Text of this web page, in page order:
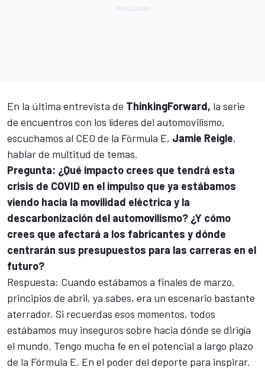
En la última entrevista de ThinkingForward, la serie
de encuentros con los líderes del automovilismo,
escuchamos al CEO de la Fórmula E, Jamie Reigle,
hablar de multitud de temas.
Pregunta: ¿Qué impacto crees que tendrá esta
crisis de COVID en el impulso que ya estábamos
viendo hacia la movilidad eléctrica y la
descarbonización del automovilismo? ¿Y cómo
crees que afectará a los fabricantes y dónde
centrarán sus presupuestos para las carreras en el
futuro?
Respuesta: Cuando estábamos a finales de marzo,
principios de abril, ya sabes, era un escenario bastante
aterrador. Si recuerdas esos momentos, todos
estábamos muy inseguros sobre hacia dónde se dirigía
el mundo. Tengo mucha fe en el potencial a largo plazo
de la Fórmula E. En el poder del deporte para inspirar.